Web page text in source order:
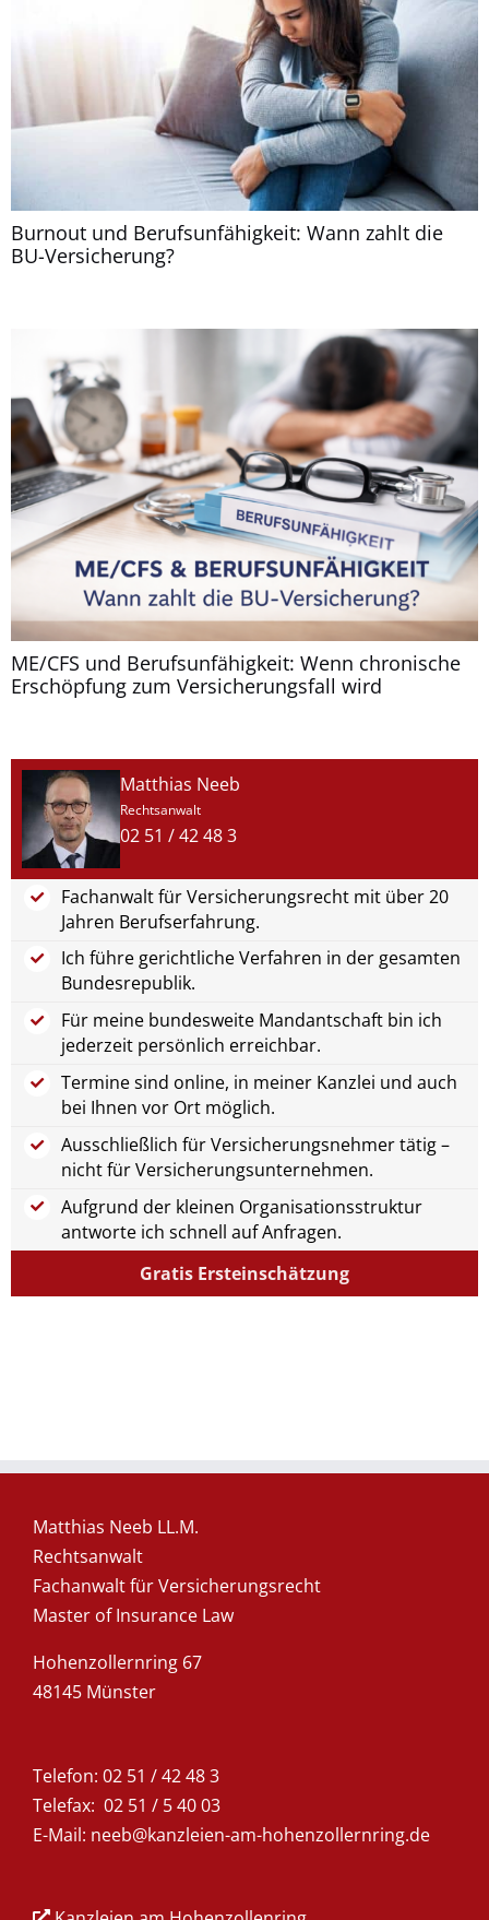
Burnout und Berufsunfähigkeit: Wann zahlt die
BU-Versicherung?
ME/CFS und Berufsunfähigkeit: Wenn chronische
Erschöpfung zum Versicherungsfall wird
Matthias Neeb
Rechtsanwalt
02 51 / 42 48 3
Fachanwalt für Versicherungsrecht mit über 20
Jahren Berufserfahrung.
Ich führe gerichtliche Verfahren in der gesamten
Bundesrepublik.
Für meine bundesweite Mandantschaft bin ich
jederzeit persönlich erreichbar.
Termine sind online, in meiner Kanzlei und auch
bei Ihnen vor Ort möglich.
Ausschließlich für Versicherungsnehmer tätig –
nicht für Versicherungsunternehmen.
Aufgrund der kleinen Organisationsstruktur
antworte ich schnell auf Anfragen.
Gratis Ersteinschätzung
Matthias Neeb LL.M.
Rechtsanwalt
Fachanwalt für Versicherungsrecht
Master of Insurance Law
Hohenzollernring 67
48145 Münster
Telefon: 02 51 / 42 48 3
Telefax: 02 51 / 5 40 03
E-Mail: neeb@kanzleien-am-hohenzollernring.de